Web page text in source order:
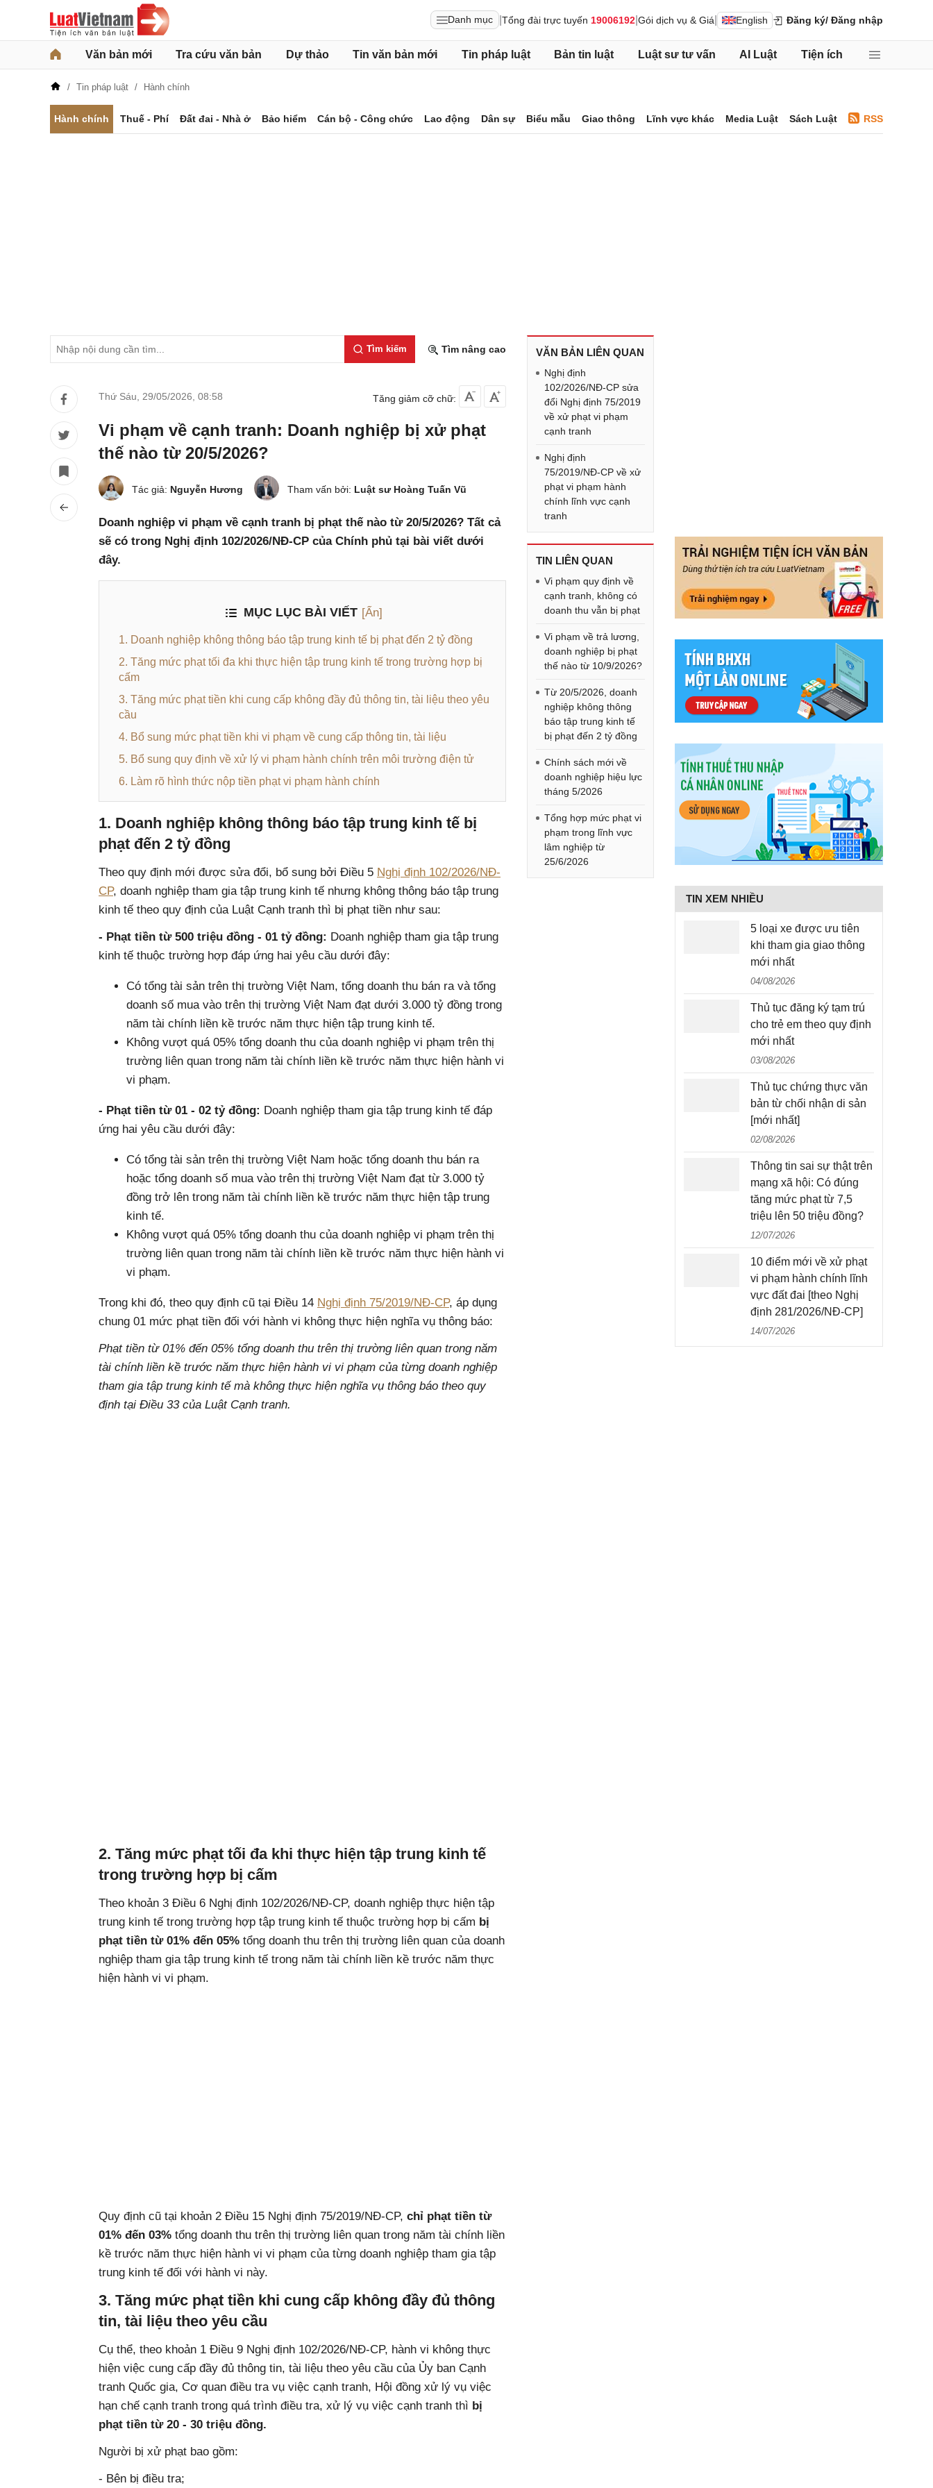
Danh mục Tổng đài trực tuyến 19006192 Gói dịch vụ & Giá English Đăng ký/ Đăng nhập
Văn bản mới Tra cứu văn bản Dự thảo Tin văn bản mới Tin pháp luật Bản tin luật Luật sư tư vấn AI Luật Tiện ích
Tin pháp luật Hành chính
Hành chính Thuế - Phí Đất đai - Nhà ở Bảo hiểm Cán bộ - Công chức Lao động Dân sự Biểu mẫu Giao thông Lĩnh vực khác Media Luật Sách Luật RSS
Tìm kiếm Tìm nâng cao
Thứ Sáu, 29/05/2026 08:58 Tăng giảm cỡ chữ:
Vi phạm về cạnh tranh: Doanh nghiệp bị xử phạt
thế nào từ 20/5/2026?
Tác giả: Nguyễn Hương Tham vấn bởi: Luật sư Hoàng Tuấn Vũ
Doanh nghiệp vi phạm về cạnh tranh bị phạt thế nào từ 20/5/2026? Tất cả
sẽ có trong Nghị định 102/2026/NĐ-CP của Chính phủ tại bài viết dưới
đây.
MỤC LỤC BÀI VIẾT [Ẩn]
1. Doanh nghiệp không thông báo tập trung kinh tế bị phạt đến 2 tỷ đồng
2. Tăng mức phạt tối đa khi thực hiện tập trung kinh tế trong trường hợp bị
cấm
3. Tăng mức phạt tiền khi cung cấp không đầy đủ thông tin, tài liệu theo yêu
cầu
4. Bổ sung mức phạt tiền khi vi phạm về cung cấp thông tin, tài liệu
5. Bổ sung quy định về xử lý vi phạm hành chính trên môi trường điện tử
6. Làm rõ hình thức nộp tiền phạt vi phạm hành chính
1. Doanh nghiệp không thông báo tập trung kinh tế bị
phạt đến 2 tỷ đồng
Theo quy định mới được sửa đổi, bổ sung bởi Điều 5 Nghị định 102/2026/NĐ-
CP, doanh nghiệp tham gia tập trung kinh tế nhưng không thông báo tập trung
kinh tế theo quy định của Luật Cạnh tranh thì bị phạt tiền như sau:
- Phạt tiền từ 500 triệu đồng - 01 tỷ đồng: Doanh nghiệp tham gia tập trung
kinh tế thuộc trường hợp đáp ứng hai yêu cầu dưới đây:
Có tổng tài sản trên thị trường Việt Nam, tổng doanh thu bán ra và tổng
doanh số mua vào trên thị trường Việt Nam đạt dưới 3.000 tỷ đồng trong
năm tài chính liền kề trước năm thực hiện tập trung kinh tế.
Không vượt quá 05% tổng doanh thu của doanh nghiệp vi phạm trên thị
trường liên quan trong năm tài chính liền kề trước năm thực hiện hành vi
vi phạm.
- Phạt tiền từ 01 - 02 tỷ đồng: Doanh nghiệp tham gia tập trung kinh tế đáp
ứng hai yêu cầu dưới đây:
Có tổng tài sản trên thị trường Việt Nam hoặc tổng doanh thu bán ra
hoặc tổng doanh số mua vào trên thị trường Việt Nam đạt từ 3.000 tỷ
đồng trở lên trong năm tài chính liền kề trước năm thực hiện tập trung
kinh tế.
Không vượt quá 05% tổng doanh thu của doanh nghiệp vi phạm trên thị
trường liên quan trong năm tài chính liền kề trước năm thực hiện hành vi
vi phạm.
Trong khi đó, theo quy định cũ tại Điều 14 Nghị định 75/2019/NĐ-CP, áp dụng
chung 01 mức phạt tiền đối với hành vi không thực hiện nghĩa vụ thông báo:
Phạt tiền từ 01% đến 05% tổng doanh thu trên thị trường liên quan trong năm
tài chính liền kề trước năm thực hiện hành vi vi phạm của từng doanh nghiệp
tham gia tập trung kinh tế mà không thực hiện nghĩa vụ thông báo theo quy
định tại Điều 33 của Luật Cạnh tranh.
2. Tăng mức phạt tối đa khi thực hiện tập trung kinh tế
trong trường hợp bị cấm
Theo khoản 3 Điều 6 Nghị định 102/2026/NĐ-CP, doanh nghiệp thực hiện tập
trung kinh tế trong trường hợp tập trung kinh tế thuộc trường hợp bị cấm bị
phạt tiền từ 01% đến 05% tổng doanh thu trên thị trường liên quan của doanh
nghiệp tham gia tập trung kinh tế trong năm tài chính liền kề trước năm thực
hiện hành vi vi phạm.
Quy định cũ tại khoản 2 Điều 15 Nghị định 75/2019/NĐ-CP, chỉ phạt tiền từ
01% đến 03% tổng doanh thu trên thị trường liên quan trong năm tài chính liền
kề trước năm thực hiện hành vi vi phạm của từng doanh nghiệp tham gia tập
trung kinh tế đối với hành vi này.
3. Tăng mức phạt tiền khi cung cấp không đầy đủ thông
tin, tài liệu theo yêu cầu
Cụ thể, theo khoản 1 Điều 9 Nghị định 102/2026/NĐ-CP, hành vi không thực
hiện việc cung cấp đầy đủ thông tin, tài liệu theo yêu cầu của Ủy ban Cạnh
tranh Quốc gia, Cơ quan điều tra vụ việc cạnh tranh, Hội đồng xử lý vụ việc
hạn chế cạnh tranh trong quá trình điều tra, xử lý vụ việc cạnh tranh thì bị
phạt tiền từ 20 - 30 triệu đồng.
Người bị xử phạt bao gồm:
- Bên bị điều tra;
VĂN BẢN LIÊN QUAN
Nghị định
102/2026/NĐ-CP sửa
đổi Nghị định 75/2019
về xử phạt vi phạm
cạnh tranh
Nghị định
75/2019/NĐ-CP về xử
phạt vi phạm hành
chính lĩnh vực cạnh
tranh
TIN LIÊN QUAN
Vi phạm quy định về
cạnh tranh, không có
doanh thu vẫn bị phạt
Vi phạm về trả lương,
doanh nghiệp bị phạt
thế nào từ 10/9/2026?
Từ 20/5/2026, doanh
nghiệp không thông
báo tập trung kinh tế
bị phạt đến 2 tỷ đồng
Chính sách mới về
doanh nghiệp hiệu lực
tháng 5/2026
Tổng hợp mức phạt vi
phạm trong lĩnh vực
lâm nghiệp từ
25/6/2026
TIN XEM NHIỀU
5 loại xe được ưu tiên
khi tham gia giao thông
mới nhất
04/08/2026
Thủ tục đăng ký tạm trú
cho trẻ em theo quy định
mới nhất
03/08/2026
Thủ tục chứng thực văn
bản từ chối nhận di sản
[mới nhất]
02/08/2026
Thông tin sai sự thật trên
mạng xã hội: Có đúng
tăng mức phạt từ 7,5
triệu lên 50 triệu đồng?
12/07/2026
10 điểm mới về xử phạt
vi phạm hành chính lĩnh
vực đất đai [theo Nghị
định 281/2026/NĐ-CP]
14/07/2026